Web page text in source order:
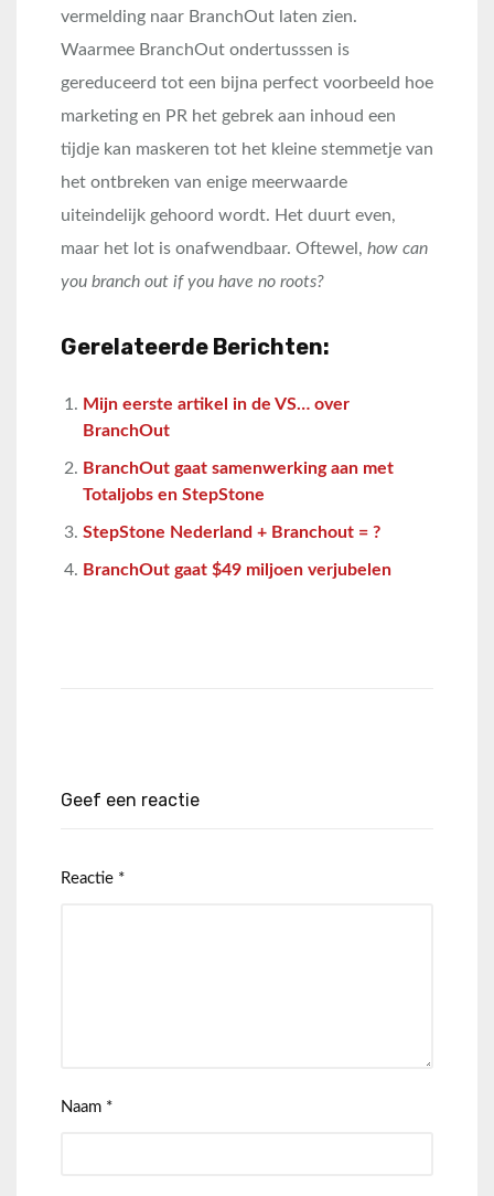
vermelding naar BranchOut laten zien.
Waarmee BranchOut ondertusssen is
gereduceerd tot een bijna perfect voorbeeld hoe
marketing en PR het gebrek aan inhoud een
tijdje kan maskeren tot het kleine stemmetje van
het ontbreken van enige meerwaarde
uiteindelijk gehoord wordt. Het duurt even,
maar het lot is onafwendbaar. Oftewel, how can
you branch out if you have no roots?
Gerelateerde Berichten:
Mijn eerste artikel in de VS… over
BranchOut
BranchOut gaat samenwerking aan met
Totaljobs en StepStone
StepStone Nederland + Branchout = ?
BranchOut gaat $49 miljoen verjubelen
Geef een reactie
Reactie *
Naam *